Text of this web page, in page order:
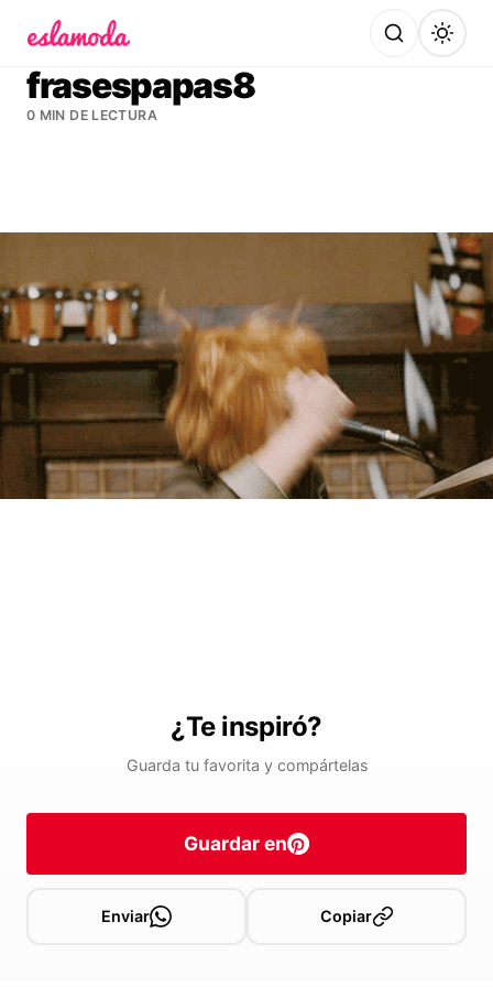
frasespapas8
0 MIN DE LECTURA
¿Te inspiró?
Guarda tu favorita y compártelas
Guardar en
Enviar Copiar